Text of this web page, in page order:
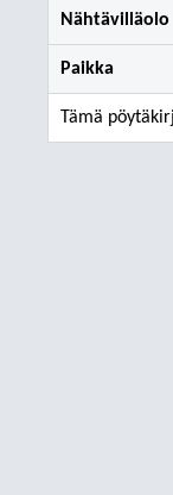
Nähtävilläolo
Paikka
Tämä